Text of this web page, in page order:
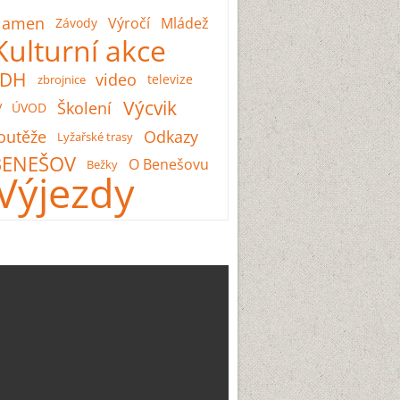
Závody Výročí Mládež
akce
zbrojnice video
televize
ÚVOD Školení Výcvik
Lyžařské trasy Odkazy
Bežky O Benešovu